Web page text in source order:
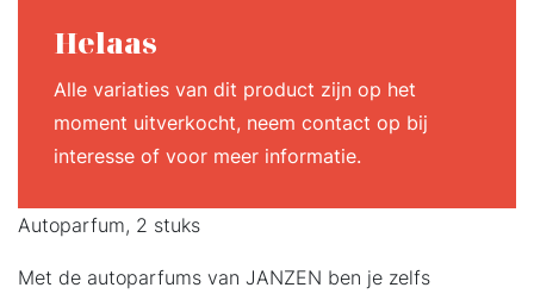
Helaas
Alle variaties van dit product zijn op het
moment uitverkocht, neem contact op bij
interesse of voor meer informatie.
Autoparfum, 2 stuks
Met de autoparfums van JANZEN ben je zelfs